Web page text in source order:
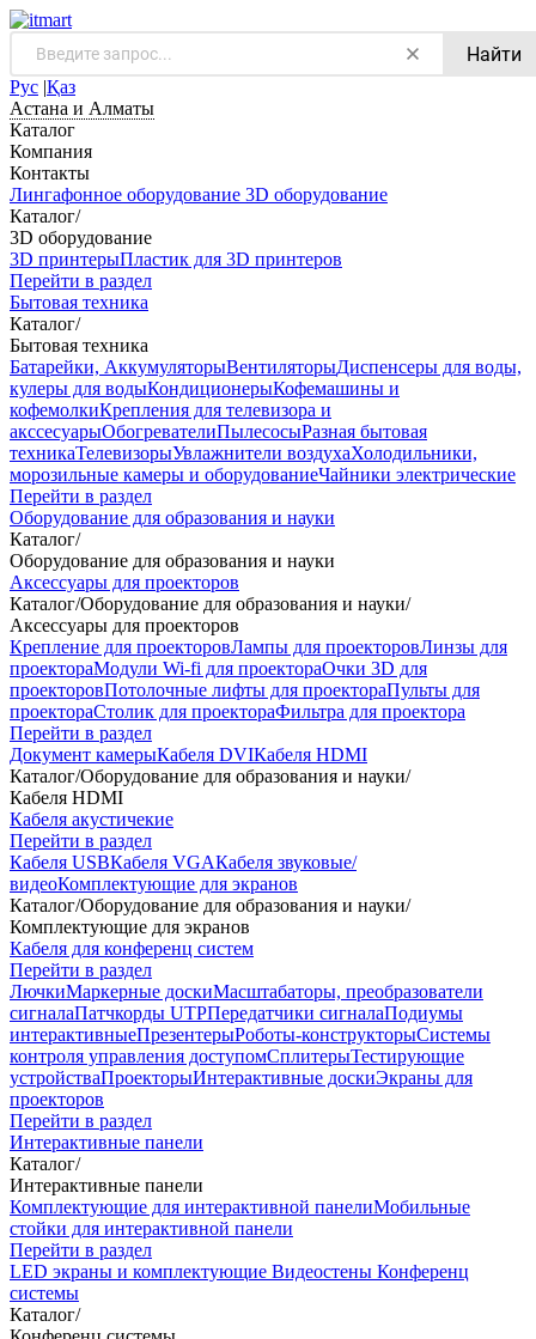
Найти
Рус |Қаз
Астана и Алматы
Каталог
Компания
Контакты
Лингафонное оборудование 3D оборудование
Каталог/
3D оборудование
3D принтерыПластик для 3D принтеров
Перейти в раздел
Бытовая техника
Каталог/
Бытовая техника
Батарейки, АккумуляторыВентиляторыДиспенсеры для воды,
кулеры для водыКондиционерыКофемашины и
кофемолкиКрепления для телевизора и
акссесуарыОбогревателиПылесосыРазная бытовая
техникаТелевизорыУвлажнители воздухаХолодильники,
морозильные камеры и оборудованиеЧайники электрические
Перейти в раздел
Оборудование для образования и науки
Каталог/
Оборудование для образования и науки
Аксессуары для проекторов
Каталог/Оборудование для образования и науки/
Аксессуары для проекторов
Крепление для проекторовЛампы для проекторовЛинзы для
проектораМодули Wi-fi для проектораОчки 3D для
проекторовПотолочные лифты для проектораПульты для
проектораСтолик для проектораФильтра для проектора
Перейти в раздел
Документ камерыКабеля DVIКабеля HDMI
Каталог/Оборудование для образования и науки/
Кабеля HDMI
Кабеля акустичекие
Перейти в раздел
Кабеля USBКабеля VGAКабеля звуковые/
видеоКомплектующие для экранов
Каталог/Оборудование для образования и науки/
Комплектующие для экранов
Кабеля для конференц систем
Перейти в раздел
ЛючкиМаркерные доскиМасштабаторы, преобразователи
сигналаПатчкорды UTPПередатчики сигналаПодиумы
интерактивныеПрезентерыРоботы-конструкторыСистемы
контроля управления доступомСплитерыТестирующие
устройстваПроекторыИнтерактивные доскиЭкраны для
проекторов
Перейти в раздел
Интерактивные панели
Каталог/
Интерактивные панели
Комплектующие для интерактивной панелиМобильные
стойки для интерактивной панели
Перейти в раздел
LED экраны и комплектующие Видеостены Конференц
системы
Каталог/